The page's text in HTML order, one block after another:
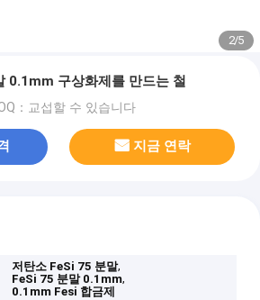
2/5
0.1mm 구상화제를 만드는 철
：교섭할 수 있습니다
지금 연락
저탄소 FeSi 75 분말,
FeSi 75 분말 0.1mm,
0.1mm Fesi 합금제